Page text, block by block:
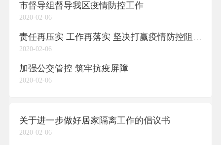
市督导组督导我区疫情防控工作
2020-02-06
责任再压实 工作再落实 坚决打赢疫情防控阻击战
2020-02-06
加强公交管控 筑牢抗疫屏障
2020-02-06
关于进一步做好居家隔离工作的倡议书
2020-02-06